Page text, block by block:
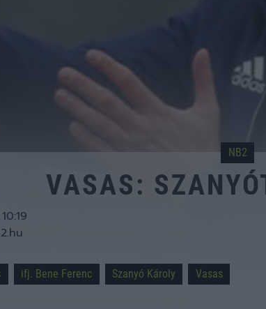
NB2
VASAS:
ifj. Bene Ferenc Szanyó Károly Vasas